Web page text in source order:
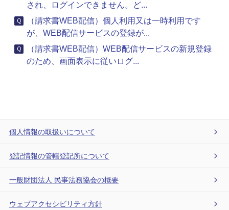
され、ログインできません。ど...
（請求書WEB配信）個人利用又は一時利用です
が、WEB配信サービスの登録が...
（請求書WEB配信）WEB配信サービスの新規登録
のため、画面表示に従いログ...
個人情報の取扱いについて
登記情報の管轄登記所について
一般財団法人 民事法務協会の概要
ウェブアクセシビリティ方針